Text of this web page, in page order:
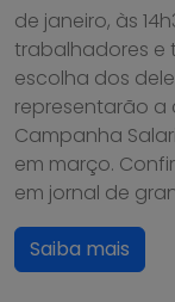
de janeiro, às
trabalhadores e
escolha dos
representarão a
Campanha
em março.
em jornal de
Saiba mais